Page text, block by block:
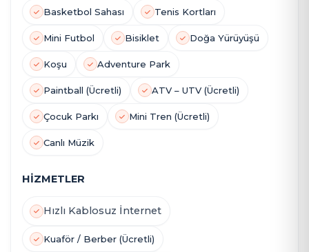
Basketbol Sahası Tenis Kortları
Mini Futbol Bisiklet Doğa Yürüyüşü
Koşu Adventure Park
Paintball (Ücretli) ATV – UTV (Ücretli)
Çocuk Parkı Mini Tren (Ücretli)
Canlı Müzik
HİZMETLER
Hızlı Kablosuz İnternet
Kuaför / Berber (Ücretli)